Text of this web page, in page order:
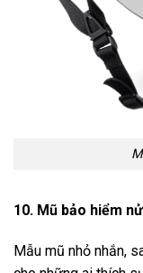
10. Mũ bảo hiểm
Mẫu mũ nhỏ nhắn,